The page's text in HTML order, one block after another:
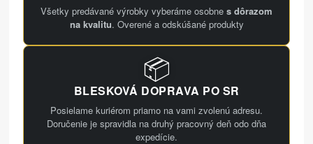
Všetky predávané výrobky vyberáme osobne s dôrazom
na kvalitu. Overené a odskúšané produkty
📦
BLESKOVÁ DOPRAVA PO SR
Posielame kuriérom priamo na vami zvolenú adresu.
Doručenie je spravidla na druhý pracovný deň odo dňa
expedície.